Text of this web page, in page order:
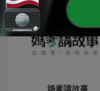
媽爹講故事